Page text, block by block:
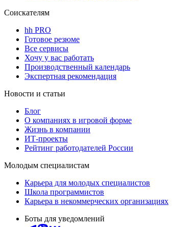
Соискателям
hh PRO
Готовое резюме
Все сервисы
Хочу у вас работать
Производственный календарь
Экспертная рекомендация
Новости и статьи
Блог
О компаниях в игровой форме
Жизнь в компании
ИТ-проекты
Рейтинг работодателей России
Молодым специалистам
Карьера для молодых специалистов
Школа программистов
Карьера в некоммерческих организациях
Боты для уведомлений